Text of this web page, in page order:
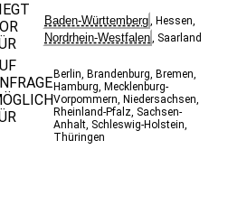
Baden-Württemberg, Hessen,
Nordrhein-Westfalen, Saarland
Berlin, Brandenburg, Bremen,
Hamburg, Mecklenburg-
Vorpommern, Niedersachsen,
Rheinland-Pfalz, Sachsen-
Anhalt, Schleswig-Holstein,
Thüringen